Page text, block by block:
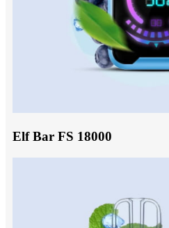
Elf Bar FS 18000